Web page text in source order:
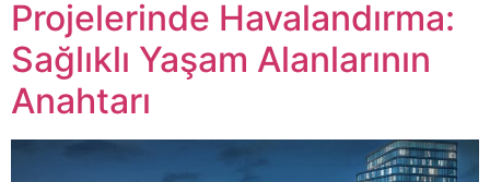
Projelerinde Havalandırma:
Sağlıklı Yaşam Alanlarının
Anahtarı